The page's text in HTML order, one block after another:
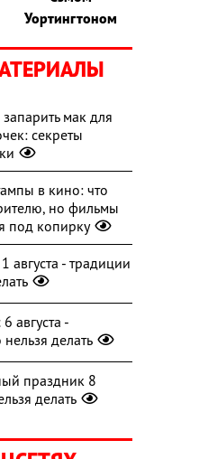
Уортингтоном
мак для
секреты
в кино: что
но фильмы
под копирку
августа - традиции
августа -
делать
праздник 8
делать